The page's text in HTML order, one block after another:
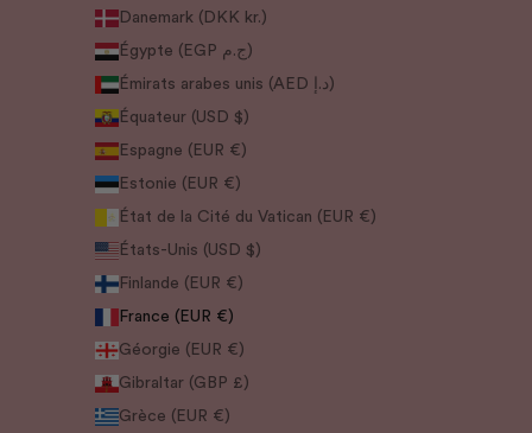
Danemark (DKK kr.)
Égypte (EGP ج.م)
Émirats arabes unis (AED د.إ)
Équateur (USD $)
Espagne (EUR €)
Estonie (EUR €)
État de la Cité du Vatican (EUR €)
États-Unis (USD $)
Finlande (EUR €)
France (EUR €)
Géorgie (EUR €)
Gibraltar (GBP £)
Grèce (EUR €)